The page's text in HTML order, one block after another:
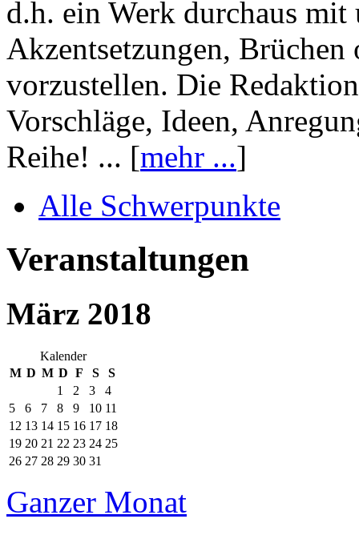
d.h. ein Werk durchaus mit
Akzentsetzungen, Brüchen
vorzustellen. Die
Vorschläge, Ideen,
Reihe! ... [mehr ...]
Alle Schwerpunkte
Veranstaltungen
März 2018
Kalender
M D M D F S
S
1
2 3
4
5
6 7 8 9 10 11
12 13 14 15 16 17 18
19 20 21 22 23 24 25
26 27 28 29 30 31
Ganzer Monat